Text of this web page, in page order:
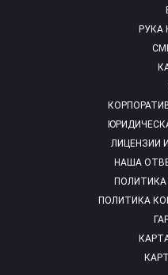
РУКА
ЛИЦЕНЗИИ
НАША
ПОЛИТИКА